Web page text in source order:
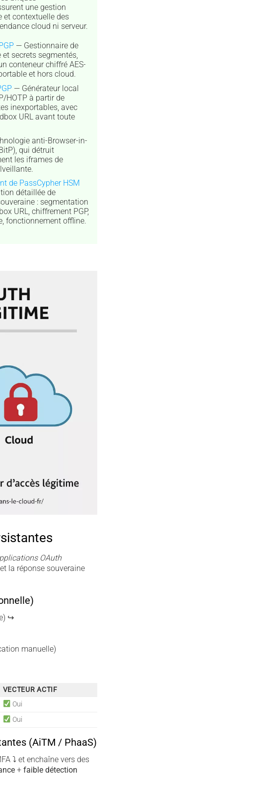
une gestion
et contextuelle des
cloud ni serveur.
— Gestionnaire de
secrets segmentés,
conteneur chiffré AES-
et hors cloud.
— Générateur local
HOTP à partir de
inexportables, avec
URL avant toute
anti-Browser-in-
qui détruit
les iframes de
de PassCypher HSM
détaillée de
: segmentation
URL, chiffrement PGP,
fonctionnement offline.
OAuth
la réponse souveraine
↪
manuelle)
VECTEUR ACTIF
Oui
Oui
(AiTM / PhaaS)
⤵ et enchaîne vers des
+ faible détection